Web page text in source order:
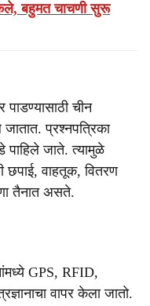
बहुमत चाचणी सुरू
पाडण्यासाठी चीन
प्रश्नपत्रिका
पाहिले जाते. त्यामुळे
छपाई, वाहतूक, वितरण
तैनात असते.
GPS, RFID,
वापर केला जातो.